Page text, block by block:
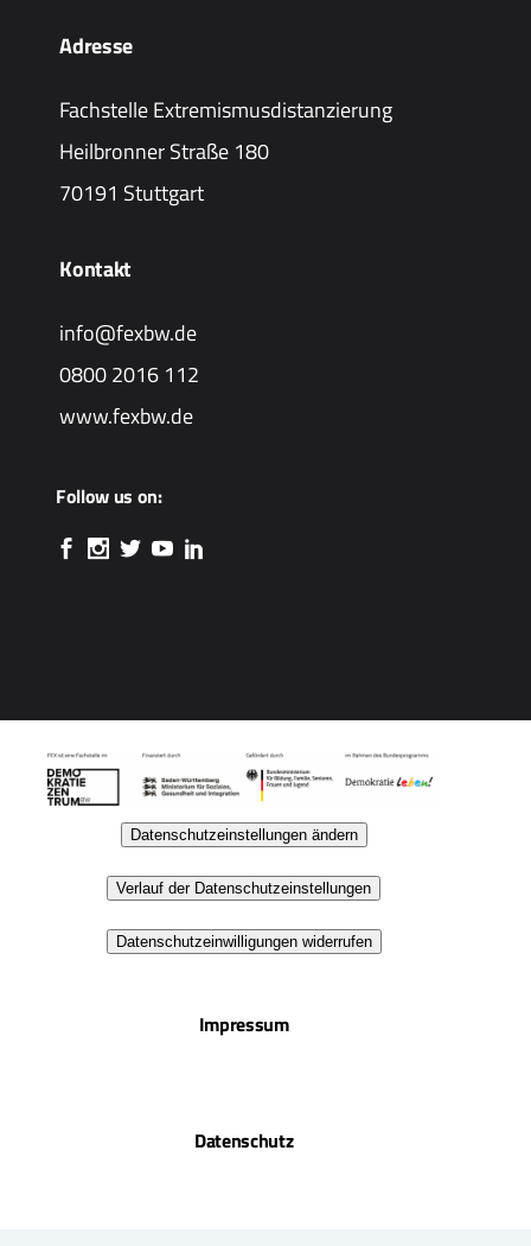
Adresse
Fachstelle Extremismusdistanzierung
Heilbronner Straße 180
70191 Stuttgart
Kontakt
info@fexbw.de
0800 2016 112
www.fexbw.de
Follow us on:
Datenschutzeinstellungen ändern
Verlauf der Datenschutzeinstellungen
Datenschutzeinwilligungen widerrufen
Impressum
Datenschutz